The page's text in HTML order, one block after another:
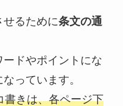
せるために条文の通
ドやポイントにな
っています。
書きは、各ページ下